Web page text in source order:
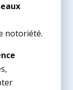
notoriété.